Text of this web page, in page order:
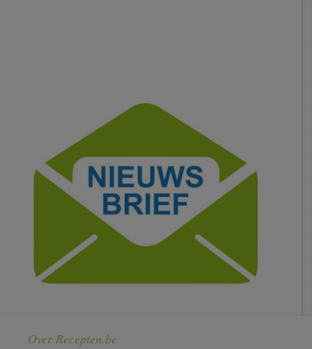
Over Recepten.be